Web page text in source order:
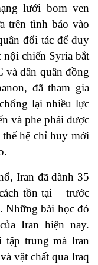
lưới bom ven
trên tình báo vào
đối tác để duy
chiến Syria bắt
và dân quân đồng
đã tham gia
lại nhiều lực
và phe phái được
hệ chỉ huy mới
Iran đã dành 35
tồn tại – trước
Những bài học đó
Iran hiện nay.
tập trung mà Iran
vật chất qua Iraq